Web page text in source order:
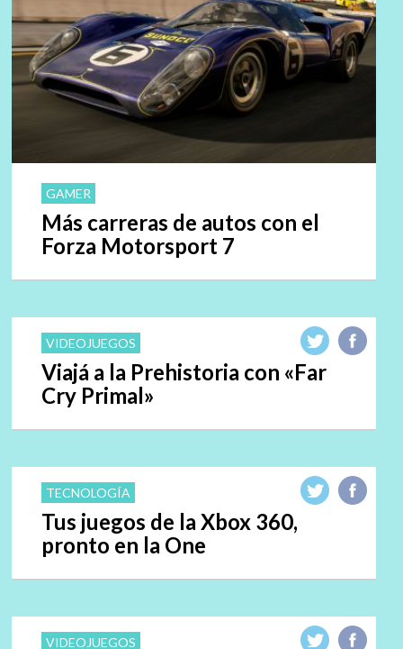
GAMER
Más carreras de autos con el
Forza Motorsport 7
VIDEOJUEGOS
Viajá a la Prehistoria con «Far
Cry Primal»
TECNOLOGÍA
Tus juegos de la Xbox 360,
pronto en la One
VIDEOJUEGOS